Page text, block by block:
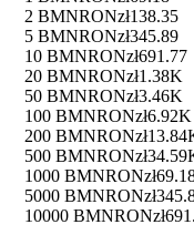
2 BMNRONzł138.35
5 BMNRONzł345.89
10 BMNRONzł691.77
20 BMNRONzł1.38K
50 BMNRONzł3.46K
100 BMNRONzł6.92K
200 BMNRON
500 BMNRON
1000 BMNRON
5000 BMNRON
10000 BMNRON